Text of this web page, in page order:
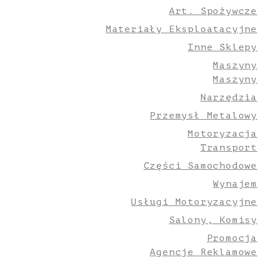
Art. Spożywcze
Materiały Eksploatacyjne
Inne Sklepy
Maszyny
Maszyny
Narzędzia
Przemysł Metalowy
Motoryzacja
Transport
Części Samochodowe
Wynajem
Usługi Motoryzacyjne
Salony, Komisy
Promocja
Agencje Reklamowe